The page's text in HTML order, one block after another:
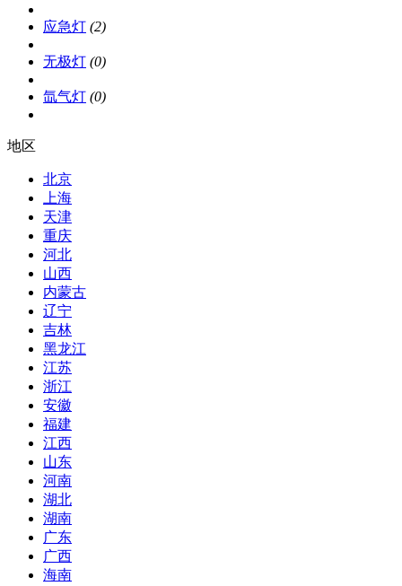
应急灯 (2)
无极灯 (0)
氙气灯 (0)
地区
北京
上海
天津
重庆
河北
山西
内蒙古
辽宁
吉林
黑龙江
江苏
浙江
安徽
福建
江西
山东
河南
湖北
湖南
广东
广西
海南